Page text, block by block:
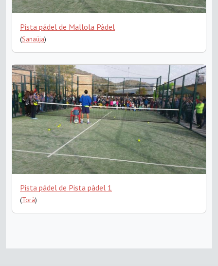
Pista pádel de Mallola Pàdel
(Sanaüja)
Pista pádel de Pista pàdel 1
(Torà)